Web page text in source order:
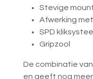
Stevige
Afwerking
SPD
Gripzool
De combinatie
en geeft nog